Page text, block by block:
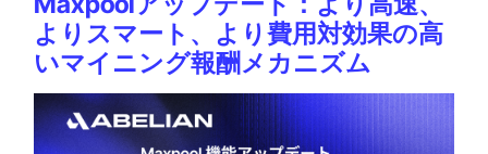
よりスマート、より費用対効果の高
いマイニング報酬メカニズム